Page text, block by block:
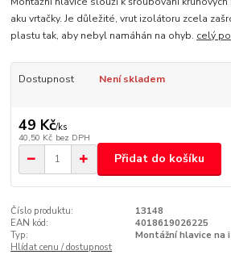
aku vrtačky. Je důležité, vrut izolátoru zcela
plastu tak, aby nebyl namáhán na ohyb. celý
Dostupnost Není skladem
49 Kč/ks
40,50 Kč bez DPH
Přidat do košíku
Číslo produktu:
13148
EAN kód:
4018619026225
Typ:
Montážní hlavice na
Hlídat cenu / dostupnost